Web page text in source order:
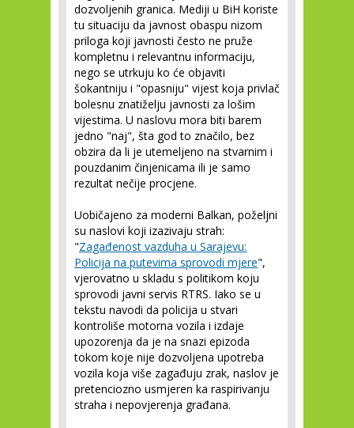
dozvoljenih granica. Mediji u BiH koriste
tu situaciju da javnost obaspu nizom
priloga koji javnosti često ne pruže
kompletnu i relevantnu informaciju,
nego se utrkuju ko će objaviti
šokantniju i "opasniju" vijest koja privlač
bolesnu znatiželju javnosti za lošim
vijestima. U naslovu mora biti barem
jedno "naj", šta god to značilo, bez
obzira da li je utemeljeno na stvarnim i
pouzdanim činjenicama ili je samo
rezultat nečije procjene.
Uobičajeno za moderni Balkan, poželjni
su naslovi koji izazivaju strah:
"Zagađenost vazduha u Sarajevu:
Policija na putevima sprovodi mjere",
vjerovatno u skladu s politikom koju
sprovodi javni servis RTRS. Iako se u
tekstu navodi da policija u stvari
kontroliše motorna vozila i izdaje
upozorenja da je na snazi epizoda
tokom koje nije dozvoljena upotreba
vozila koja više zagađuju zrak, naslov je
pretenciozno usmjeren ka raspirivanju
straha i nepovjerenja građana.